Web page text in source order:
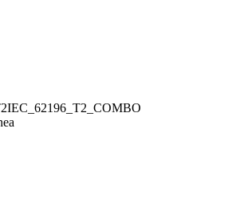
IEC_62196_T2_COMBO